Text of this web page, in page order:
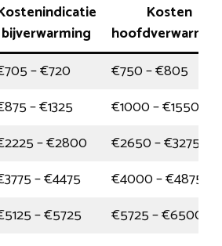
bijverwarming
Kosten
– €720
€750 – €805
– €1325
€1000 – €1550
– €2800
€2650 – €3275
– €4475
€4000 – €4875
– €5725 €5725 – €6500